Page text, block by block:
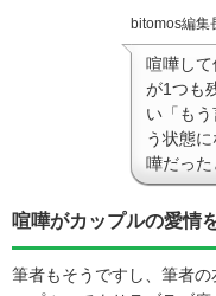
bitomos編集
喧嘩して
が1つも
い「も
う状態
嘩だっ
喧嘩がカップルの愛情
筆者もそうですし、筆者